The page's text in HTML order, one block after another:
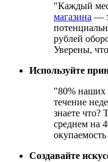
"Каждый
магазина —
рублей
Уверены,
Используйте
"80% наших
течение
знаете что?
среднем на
Создавайте